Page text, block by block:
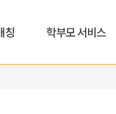
칭 학부모 서비스